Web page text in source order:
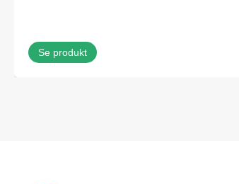
Se produkt